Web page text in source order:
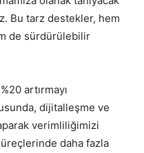
Bu tarz destekler, hem
de sürdürülebilir
artırmayı
dijitalleşme ve
verimliliğimizi
daha fazla